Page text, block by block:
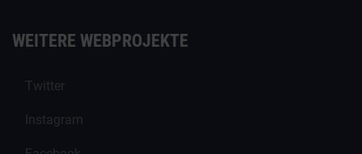
WEITERE WEBPROJEKTE
Twitter
Instagram